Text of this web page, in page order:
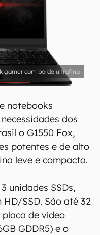
gamer com borda ultrafina
notebooks
dos
o G1550 Fox,
potentes e de alto
leve e compacta.
unidades SSDs,
SSD. São até 32
placa de vídeo
GDDR5) e o